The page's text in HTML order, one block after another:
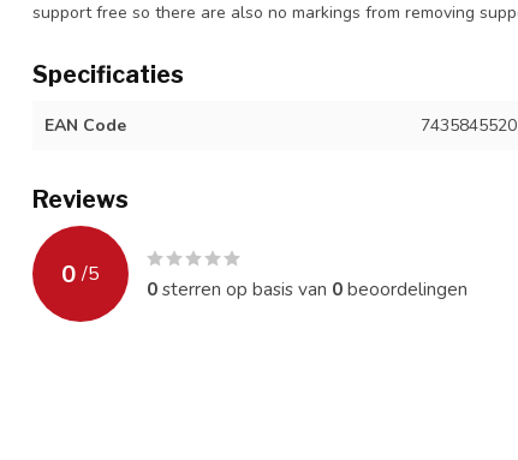
support free so there are also no markings from removing
Specificaties
EAN Code
Reviews
0 /5
0sterren op basis van 0beoordelingen